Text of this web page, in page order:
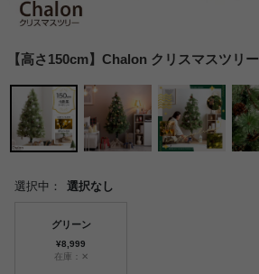
【高さ150cm】Chalon クリスマスツリー
選択中： 選択なし
グリーン
¥8,999
在庫：✕